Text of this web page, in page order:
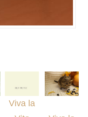
Viva la